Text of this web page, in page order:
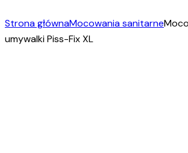
1
Strona głównaMocowania sanitarne
umywalki Piss-Fix XL